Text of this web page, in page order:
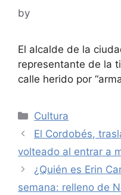
by
El alcalde de la
representante de la
calle herido por
Categories
Cultura
El Cordobés,
volteado al entrar a
¿Quién es Erin
semana: relleno de